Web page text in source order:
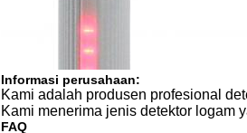
Informasi perusahaan:
Kami adalah produsen profesional
Kami menerima jenis detektor logam
FAQ